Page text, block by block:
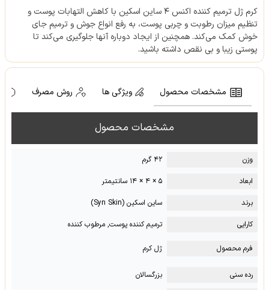
کرم ژل ترمیم کننده اکنس ۴ ساین اسکین با کاهش التهابات پوست و
تنظیم میزان رطوبت و چربی پوست، به رفع انواع جوش و ترمیم جای
خوش کمک می‌کند. همچنین از ایجاد دوباره آنها جلوگیری می‌کند تا
پوستی زیبا و بی نقص داشته باشید.
مشخصات محصول ویژگی ها روش مصرف
مشخصات محصول
وزن
۴۲ گرم
ابعاد
۵ × ۴ × ۱۴ سانتیمتر
برند
ساین اسکین (Syn Skin)
کارایی
ترمیم کننده پوست, مرطوب کننده
فرم محصول ژل کرم
رده سنی
بزرگسالان